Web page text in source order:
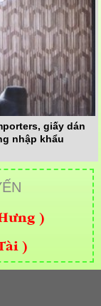
giấy dán
nhập khẩu
)
)